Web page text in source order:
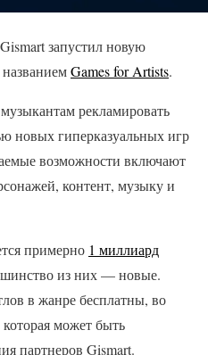
запустил новую
Games for Artists.
рекламировать
новых гиперказуальных игр
возможности включают
контент, музыку и
примерно 1 миллиард
из них — новые.
в жанре бесплатны, во
может быть
партнеров Gismart.